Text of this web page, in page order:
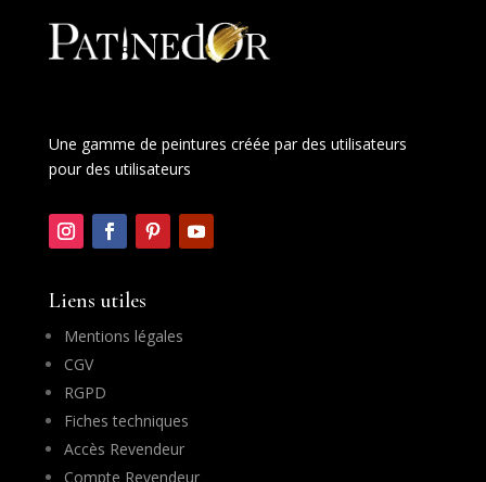
Une gamme de peintures créée par des utilisateurs
pour des utilisateurs
Liens utiles
Mentions légales
CGV
RGPD
Fiches techniques
Accès Revendeur
Compte Revendeur